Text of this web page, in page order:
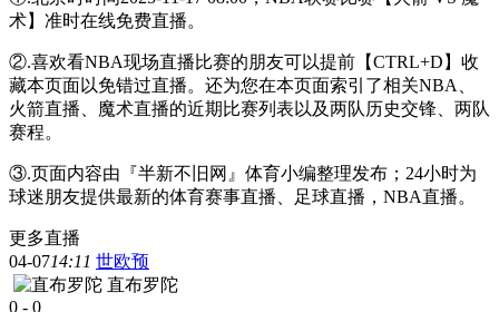
术】准时在线免费直播。
②.喜欢看NBA现场直播比赛的朋友可以提前【CTRL+D】收
藏本页面以免错过直播。还为您在本页面索引了相关NBA、
火箭直播、魔术直播的近期比赛列表以及两队历史交锋、两队
赛程。
③.页面内容由『半新不旧网』体育小编整理发布；24小时为
球迷朋友提供最新的体育赛事直播、足球直播，NBA直播。
更多直播
04-0714:11 世欧预
直布罗陀
0 - 0